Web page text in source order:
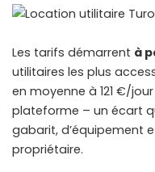
Les tarifs démarrent à
utilitaires les plus
en moyenne à 121 €/
plateforme – un écart
gabarit, d’équipement
propriétaire.